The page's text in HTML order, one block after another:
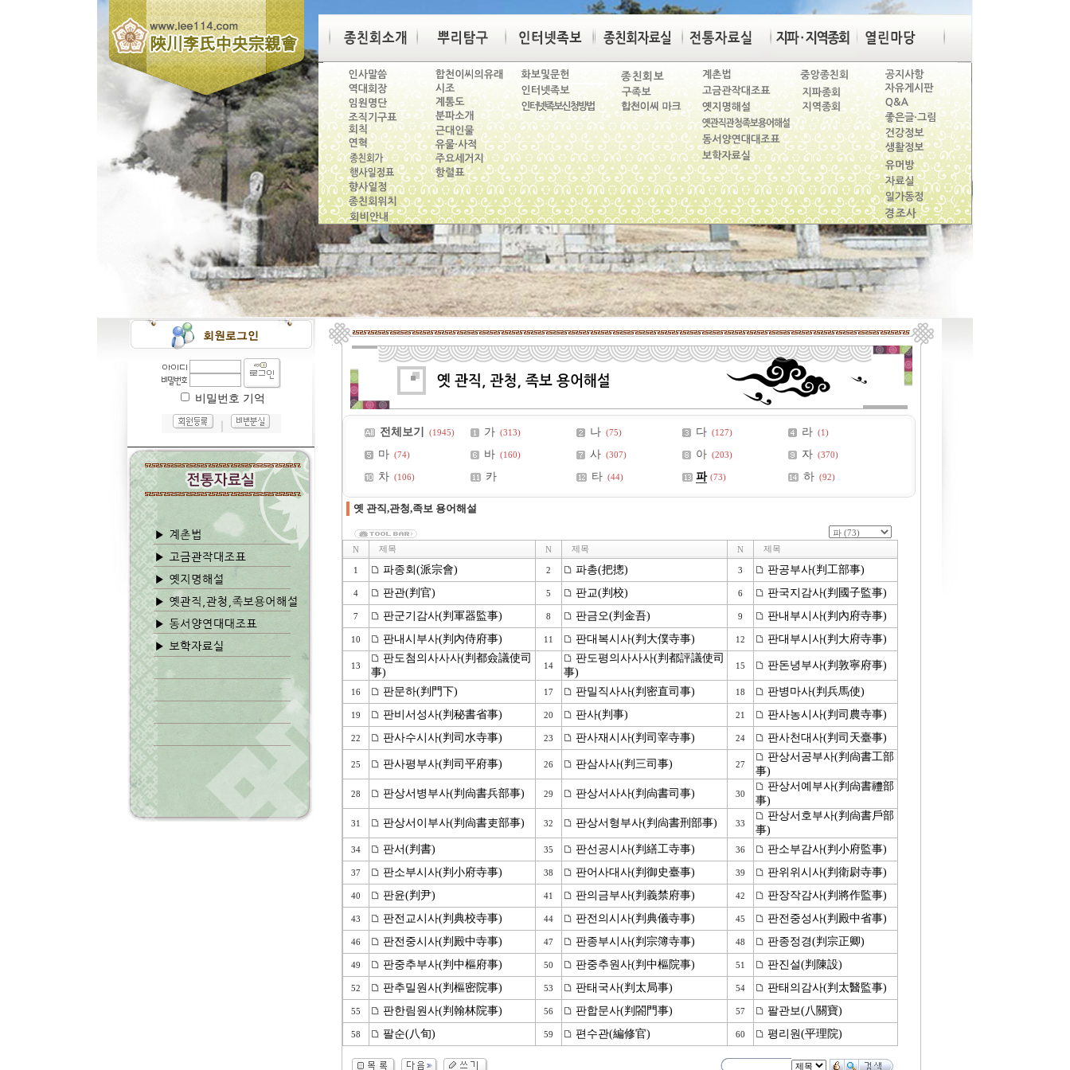
비밀번호 기억
전체보기 (1945) 가 (313) 나 (75) 다 (127) 라 (1)
마 (74) 바 (160) 사 (307) 아 (203) 자 (370)
차 (106) 카 타 (44) 파 (73) 하 (92)
옛 관직,관청,족보 용어해설
N 제목 N 제목 N 제목
1 파종회(派宗會) 2 파총(把摠) 3 판공부사(判工部事)
4 판관(判官) 5 판교(判校) 6 판국지감사(判國子監事)
7 판군기감사(判軍器監事) 8 판금오(判金吾) 9 판내부시사(判內府寺事)
10 판내시부사(判內侍府事) 11 판대복시사(判大僕寺事) 12 판대부시사(判大府寺事)
13
판도첨의사사사(判都僉議使司
事)
14
판도평의사사사(判都評議使司
事)
15 판돈녕부사(判敦寧府事)
16 판문하(判門下) 17 판밀직사사(判密直司事) 18 판병마사(判兵馬使)
19 판비서성사(判秘書省事) 20 판사(判事) 21 판사농시사(判司農寺事)
22 판사수시사(判司水寺事) 23 판사재시사(判司宰寺事) 24 판사천대사(判司天臺事)
25 판사평부사(判司平府事) 26 판삼사사(判三司事) 27
판상서공부사(判尙書工部
事)
28 판상서병부사(判尙書兵部事) 29 판상서사사(判尙書司事) 30
판상서예부사(判尙書禮部
事)
31 판상서이부사(判尙書吏部事) 32 판상서형부사(判尙書刑部事) 33
판상서호부사(判尙書戶部
事)
34 판서(判書) 35 판선공시사(判繕工寺事) 36 판소부감사(判小府監事)
37 판소부시사(判小府寺事) 38 판어사대사(判御史臺事) 39 판위위시사(判衛尉寺事)
40 판윤(判尹) 41 판의금부사(判義禁府事) 42 판장작감사(判將作監事)
43 판전교시사(判典校寺事) 44 판전의시사(判典儀寺事) 45 판전중성사(判殿中省事)
46 판전중시사(判殿中寺事) 47 판종부시사(判宗簿寺事) 48 판종정경(判宗正卿)
49 판중추부사(判中樞府事) 50 판중추원사(判中樞院事) 51 판진설(判陳設)
52 판추밀원사(判樞密院事) 53 판태국사(判太局事) 54 판태의감사(判太醫監事)
55 판한림원사(判翰林院事) 56 판합문사(判閤門事) 57 팔관보(八關寶)
58 팔순(八旬) 59 편수관(編修官) 60 평리원(平理院)